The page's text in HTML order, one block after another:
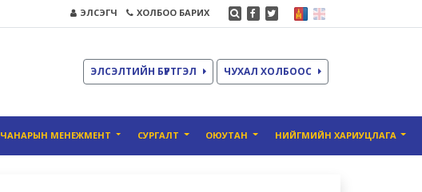
ЭЛСЭГЧ ХОЛБОО БАРИХ
ЭЛСЭЛТИЙН БҮРТГЭЛ ЧУХАЛ ХОЛБООС
ЧАНАРЫН МЕНЕЖМЕНТ СУРГАЛТ ОЮУТАН НИЙГМИЙН ХАРИУЦЛАГА